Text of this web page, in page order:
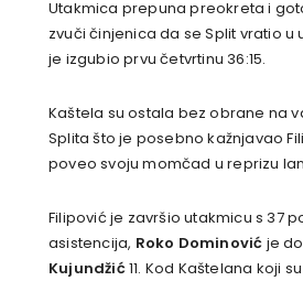
Utakmica prepuna preokreta i
zvuči činjenica da se Split vratio u
je izgubio prvu četvrtinu 36:15.
Kaštela su ostala bez obrane na
Splita što je posebno kažnjavao
poveo svoju momčad u reprizu
Filipović je završio utakmicu s 37
asistencija, Roko Dominović je
Kujundžić11. Kod Kaštelana koji